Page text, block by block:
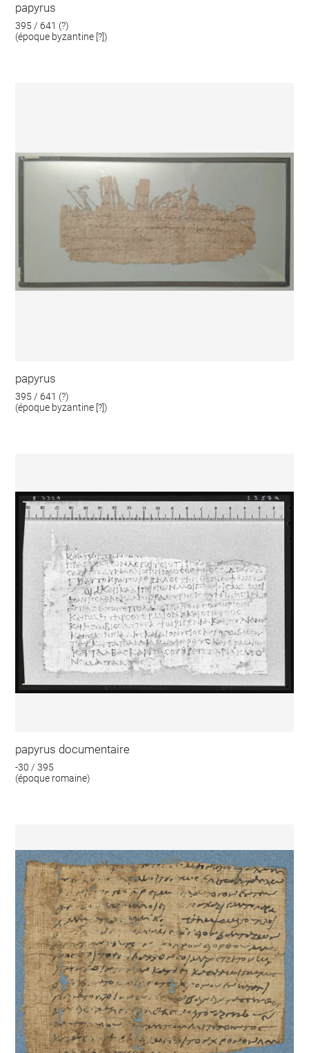
papyrus
395 / 641 (?)
(époque byzantine [?])
papyrus
395 / 641 (?)
(époque byzantine [?])
papyrus documentaire
-30 / 395
(époque romaine)